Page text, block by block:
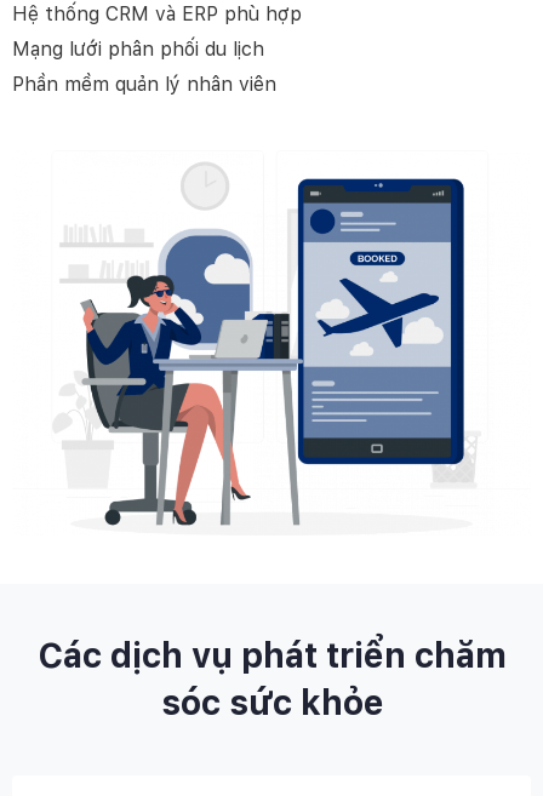
Hệ thống CRM và ERP phù hợp
Mạng lưới phân phối du lịch
Phần mềm quản lý nhân viên
Các dịch vụ phát triển chăm
sóc sức khỏe